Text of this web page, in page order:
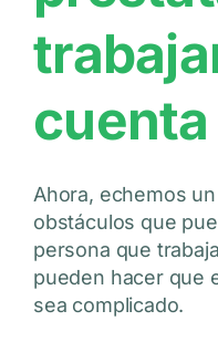
Ahora, echemos
obstáculos que
persona que
pueden hacer que
sea complicado.